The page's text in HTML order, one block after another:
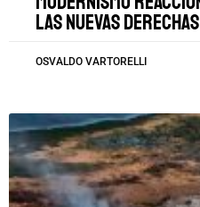
las nuevas derechas
OSVALDO VARTORELLI